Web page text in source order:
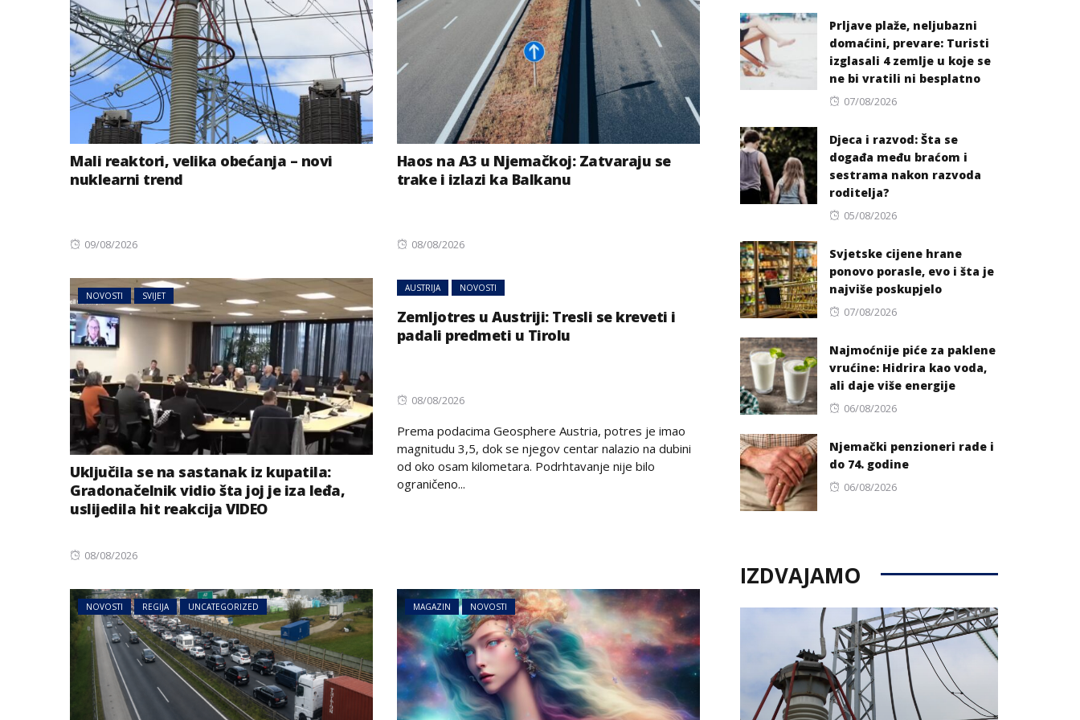
Mali reaktori, velika obećanja – novi
nuklearni trend
Posted
09/08/2026
Haos na A3 u Njemačkoj: Zatvaraju se
trake i izlazi ka Balkanu
Posted
08/08/2026
NOVOSTI SVIJET
Uključila se na sastanak iz kupatila:
Gradonačelnik vidio šta joj je iza leđa,
uslijedila hit reakcija VIDEO
Posted
08/08/2026
AUSTRIJA NOVOSTI
Zemljotres u Austriji: Tresli se kreveti i
padali predmeti u Tirolu
Posted
08/08/2026
Prema podacima Geosphere Austria, potres je imao
magnitudu 3,5, dok se njegov centar nalazio na dubini
od oko osam kilometara. Podrhtavanje nije bilo
ograničeno...
NOVOSTI REGIJA UNCATEGORIZED MAGAZIN NOVOSTI
Prljave plaže, neljubazni
domaćini, prevare: Turisti
izglasali 4 zemlje u koje se
ne bi vratili ni besplatno
Posted
07/08/2026
Djeca i razvod: Šta se
događa među braćom i
sestrama nakon razvoda
roditelja?
Posted
05/08/2026
Svjetske cijene hrane
ponovo porasle, evo i šta je
najviše poskupjelo
Posted
07/08/2026
Najmoćnije piće za paklene
vrućine: Hidrira kao voda,
ali daje više energije
Posted
06/08/2026
Njemački penzioneri rade i
do 74. godine
Posted
06/08/2026
IZDVAJAMO